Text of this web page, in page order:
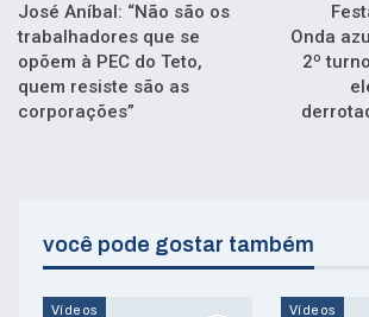
José Aníbal: “Não são os
trabalhadores que se
opõem à PEC do Teto,
quem resiste são as
corporações”
Onda
2º
você pode gostar também
Vídeos Vídeos